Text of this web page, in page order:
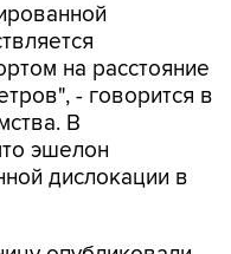
на расстояние
- говорится в
В
эшелон
дислокации в